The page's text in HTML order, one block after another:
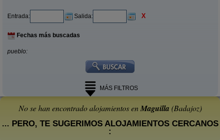
Entrada: Salida: X
Fechas más buscadas
pueblo:
MÁS FILTROS
No se han encontrado alojamientos enMaguilla (Badajoz)
... PERO, TE SUGERIMOS ALOJAMIENTOS CERCANOS
: